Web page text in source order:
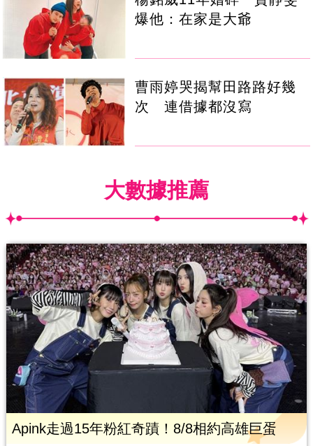
爆他：在家是大爺
曹雨婷哭揭幫田路路好幾
次 連借據都沒寫
大數據推薦
Apink走過15年粉紅奇蹟！8/8相約高雄巨蛋